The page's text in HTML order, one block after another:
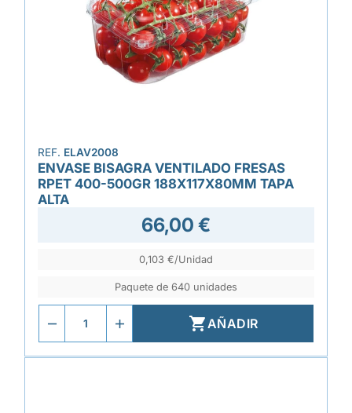
REF. ELAV2008
ENVASE BISAGRA VENTILADO FRESAS
RPET 400-500GR 188X117X80MM TAPA
ALTA
66,00 €
0,103 €/Unidad
Paquete de 640 unidades
AÑADIR